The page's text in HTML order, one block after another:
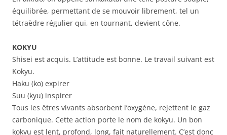
équilibrée, permettant de se mouvoir librement, tel un
tétraèdre régulier qui, en tournant, devient cône.
KOKYU
Shisei est acquis. L’attitude est bonne. Le travail suivant est
Kokyu.
Haku (ko) expirer
Suu (kyu) inspirer
Tous les êtres vivants absorbent l’oxygène, rejettent le gaz
carbonique. Cette action porte le nom de kokyu. Un bon
kokyu est lent, profond, long, fait naturellement. C’est donc